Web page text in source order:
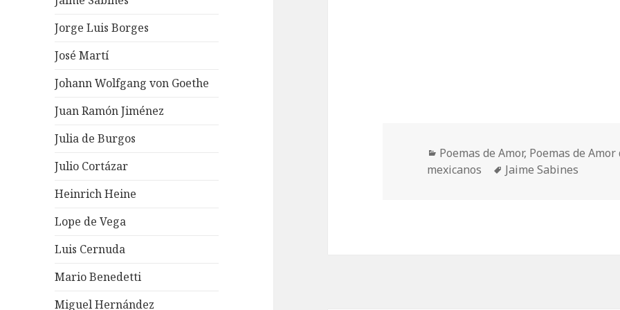
Jorge Luis Borges
José Martí
Johann Wolfgang von Goethe
Juan Ramón Jiménez
Julia de Burgos
Julio Cortázar
Heinrich Heine
Lope de Vega
Luis Cernuda
Mario Benedetti
Miguel Hernández
Categorías
Poemas de Amor, Poemas de Amor
mexicanos
Etiquetas
Jaime Sabines